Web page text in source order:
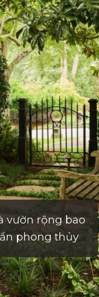
vườn rộng bao
phong thủy